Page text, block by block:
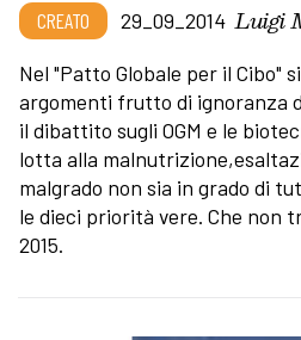
CREATO 29_09_2014 Luigi
Nel "Patto Globale per il Cibo"
argomenti frutto di ignoranza
il dibattito sugli OGM e le
lotta alla
malgrado non sia in grado di
le dieci priorità vere. Che non
2015.